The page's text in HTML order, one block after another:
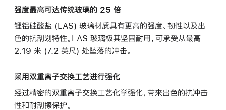
强度最高可达传统玻璃的 25 倍
锂铝硅酸盐 (LAS) 玻璃材质具有更高的强度、韧性以及出
色的抗刮划特性。LAS 玻璃极其坚固耐用，可承受从最高
2.19 米 (7.2 英尺) 处坠落的冲击。
采用双重离子交换工艺进行强化
经过精密的双重离子交换工艺化学强化，带来出色的抗冲击
性和耐刮擦保护。